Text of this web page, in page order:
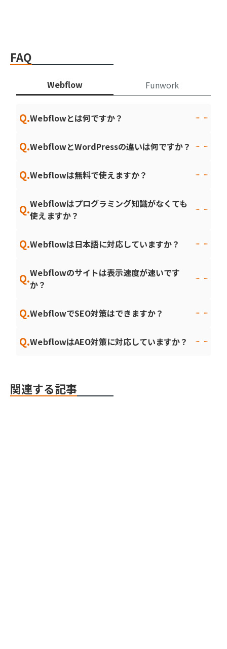
FAQ
Webflow Funwork
Q.Webflowとは何ですか？
Q.WebflowとWordPressの違いは何ですか？
Q.Webflowは無料で使えますか？
Q.Webflowはプログラミング知識がなくても
使えますか？
Q.Webflowは日本語に対応していますか？
Q.Webflowのサイトは表示速度が速いです
か？
Q.WebflowでSEO対策はできますか？
Q.WebflowはAEO対策に対応していますか？
関連する記事